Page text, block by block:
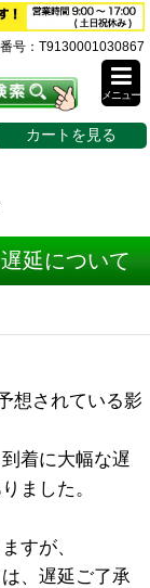
号：T9130001030867
カートを見る
メニュー
延について
想されている影
着に大幅な遅
ました。
すが、
、遅延ご了承